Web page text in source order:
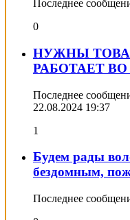
Последнее
0
НУЖНЫ
РАБОТАЕТ
Последнее
22.08.2024 19:37
1
Будем рады
бездомным,
Последнее